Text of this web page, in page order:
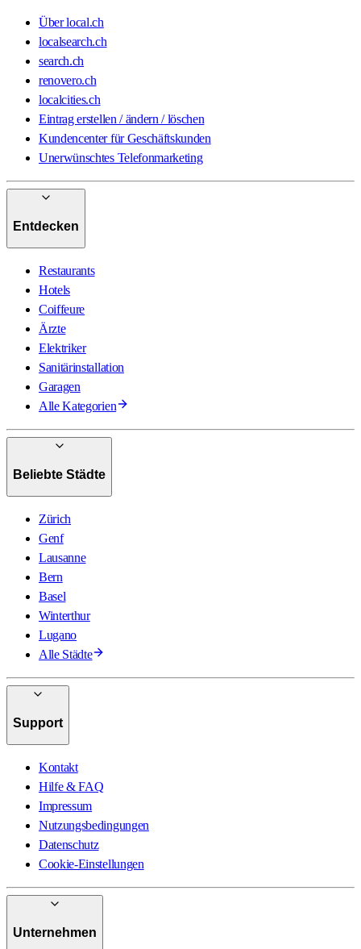
Über local.ch
localsearch.ch
search.ch
renovero.ch
localcities.ch
Eintrag erstellen / ändern / löschen
Kundencenter für Geschäftskunden
Unerwünschtes Telefonmarketing
Entdecken
Restaurants
Hotels
Coiffeure
Ärzte
Elektriker
Sanitärinstallation
Garagen
Alle Kategorien
Beliebte Städte
Zürich
Genf
Lausanne
Bern
Basel
Winterthur
Lugano
Alle Städte
Support
Kontakt
Hilfe & FAQ
Impressum
Nutzungsbedingungen
Datenschutz
Cookie-Einstellungen
Unternehmen